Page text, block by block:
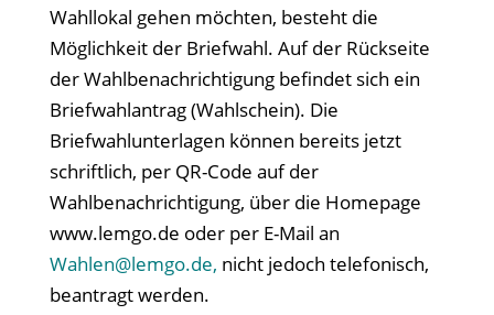
Wahllokal gehen möchten, besteht die
Möglichkeit der Briefwahl. Auf der Rückseite
der Wahlbenachrichtigung befindet sich ein
Briefwahlantrag (Wahlschein). Die
Briefwahlunterlagen können bereits jetzt
schriftlich, per QR-Code auf der
Wahlbenachrichtigung, über die Homepage
www.lemgo.de oder per E-Mail an
Wahlen@lemgo.de, nicht jedoch telefonisch,
beantragt werden.